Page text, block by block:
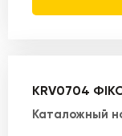
KRV0704
Каталожный